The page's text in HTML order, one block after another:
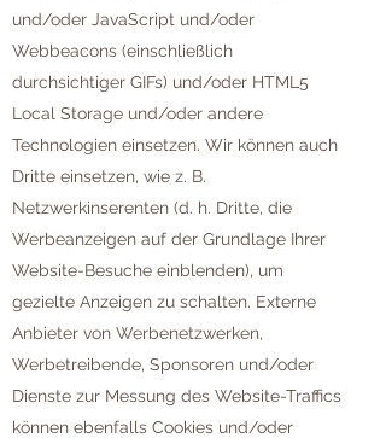
und/oder JavaScript und/oder
Webbeacons (einschließlich
durchsichtiger GIFs) und/oder HTML5
Local Storage und/oder andere
Technologien einsetzen. Wir können auch
Dritte einsetzen, wie z. B.
Netzwerkinserenten (d. h. Dritte, die
Werbeanzeigen auf der Grundlage Ihrer
Website-Besuche einblenden), um
gezielte Anzeigen zu schalten. Externe
Anbieter von Werbenetzwerken,
Werbetreibende, Sponsoren und/oder
Dienste zur Messung des Website-Traffics
können ebenfalls Cookies und/oder